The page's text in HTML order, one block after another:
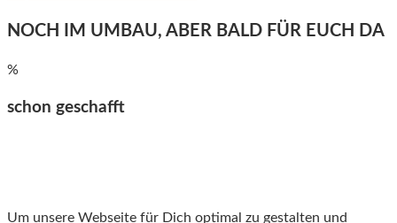
NOCH IM UMBAU, ABER BALD FÜR EUCH DA
%
schon geschafft
Um unsere Webseite für Dich optimal zu gestalten und